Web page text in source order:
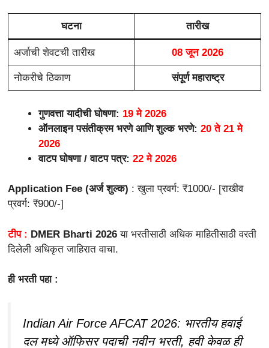
घटना तारीख
अर्जाची शेवटची तारीख 08 जून 2026
नोकरीचे ठिकाण संपूर्ण महाराष्ट्र
गुणवत्ता यादीची घोषणा: 19 मे 2026
ऑनलाइन पसंतीक्रम भरणे आणि शुल्क भरणे: 20 ते 21 मे
2026
वाटप घोषणा / वाटप पत्र: 22 मे 2026
Application Fee (अर्ज शुल्क) : खुला प्रवर्ग: ₹1000/- [राखीव
प्रवर्ग: ₹900/-]
टीप : DMER Bharti 2026 या भरतीसाठी अधिक माहितीसाठी वरती
दिलेली अधिकृत जाहिरात वाचा.
ही भरती पहा :
Indian Air Force AFCAT 2026: भारतीय हवाई
दल मध्ये ऑफिसर पदाची नवीन भरती, हवी केवळ ही